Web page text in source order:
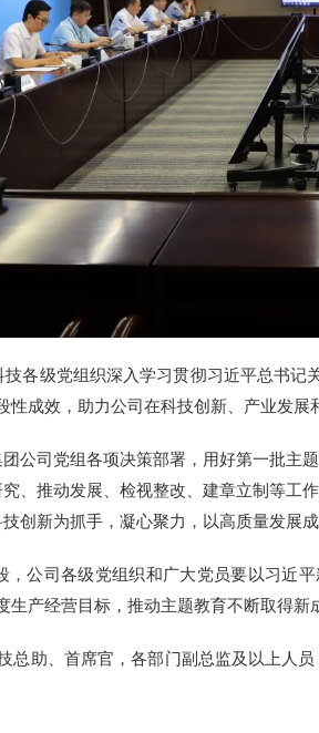
级党组织深入学习贯彻习近平总书记
成效，助力公司在科技创新、产业发展
司党组各项决策部署，用好第一批主
、推动发展、检视整改、建章立制等
创新为抓手，凝心聚力，以高质量发展成
司各级党组织和广大党员要以习近
产经营目标，推动主题教育不断取得新
助、首席官，各部门副总监及以上人